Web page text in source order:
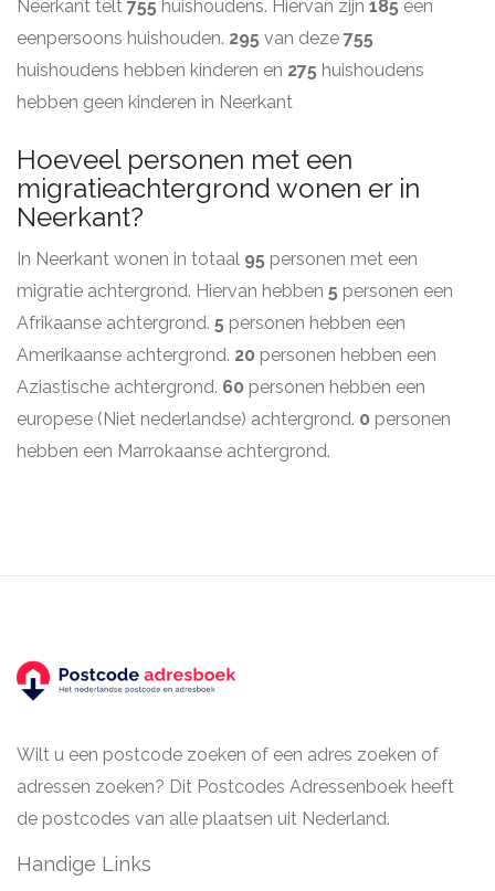
Neerkant telt 755 huishoudens. Hiervan zijn 185 een
eenpersoons huishouden. 295 van deze 755
huishoudens hebben kinderen en 275 huishoudens
hebben geen kinderen in Neerkant
Hoeveel personen met een
migratieachtergrond wonen er in
Neerkant?
In Neerkant wonen in totaal 95 personen met een
migratie achtergrond. Hiervan hebben 5 personen een
Afrikaanse achtergrond. 5 personen hebben een
Amerikaanse achtergrond. 20 personen hebben een
Aziastische achtergrond. 60 personen hebben een
europese (Niet nederlandse) achtergrond. 0 personen
hebben een Marrokaanse achtergrond.
Wilt u een postcode zoeken of een adres zoeken of
adressen zoeken? Dit Postcodes Adressenboek heeft
de postcodes van alle plaatsen uit Nederland.
Handige Links